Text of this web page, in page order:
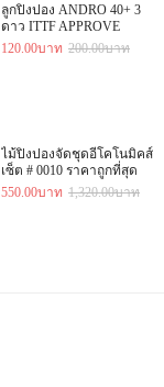
ลูกปิงปอง ANDRO 40+ 3
ดาว ITTF APPROVE
120.00บาท 200.00บาท
ไม้ปิงปองจัดชุดอีโคโนมิคส์
เซ็ต # 0010 ราคาถูกที่สุด
550.00บาท 1,320.00บาท